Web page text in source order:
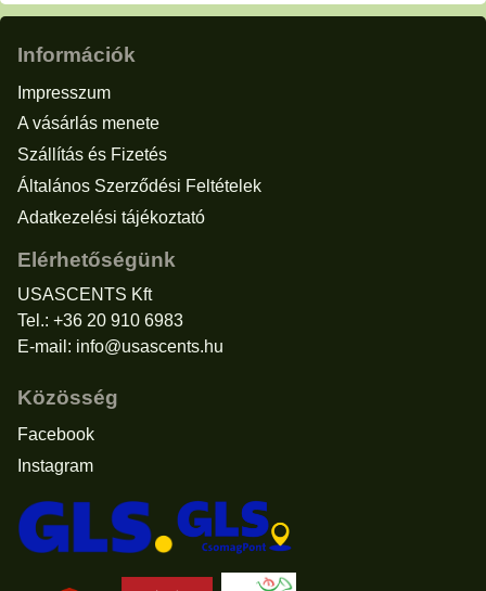
Információk
Impresszum
A vásárlás menete
Szállítás és Fizetés
Általános Szerződési Feltételek
Adatkezelési tájékoztató
Elérhetőségünk
USASCENTS Kft
Tel.: +36 20 910 6983
E-mail: info@usascents.hu
Közösség
Facebook
Instagram